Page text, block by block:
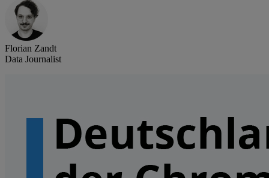
Florian Zandt
Data Journalist